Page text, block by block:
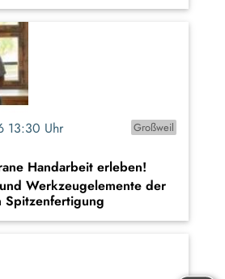
13:30 Uhr
Großweil
Handarbeit erleben!
Werkzeugelemente der
Spitzenfertigung